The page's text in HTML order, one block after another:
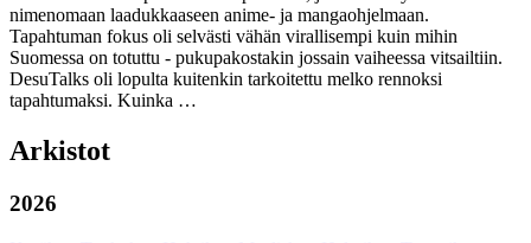
nimenomaan laadukkaaseen anime- ja mangaohjelmaan.
Tapahtuman fokus oli selvästi vähän virallisempi kuin mihin
Suomessa on totuttu - pukupakostakin jossain vaiheessa vitsailtiin.
DesuTalks oli lopulta kuitenkin tarkoitettu melko rennoksi
tapahtumaksi. Kuinka …
Arkistot
2026